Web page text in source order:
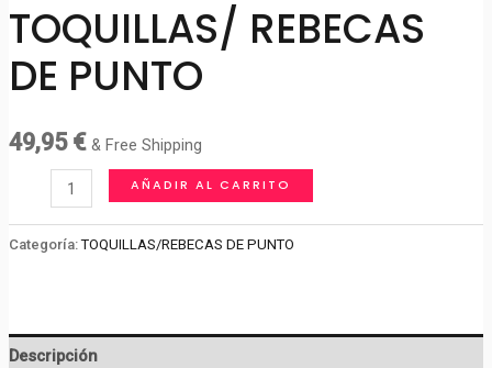
TOQUILLAS/ REBECAS
DE PUNTO
49,95 € & Free Shipping
TOQUILLAS/
REBECAS
DE
AÑADIR AL CARRITO
Categoría:TOQUILLAS/REBECAS DE PUNTO
Descripción